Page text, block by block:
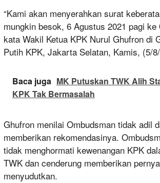
“Kami akan menyerahkan surat
mungkin besok, 6 Agustus 2021 pagi ke
kata Wakil Ketua KPK Nurul Ghufron di
Putih KPK, Jakarta Selatan, Kamis, (5/
Baca juga MK Putuskan TWK Alih
KPK Tak Bermasalah
Ghufron menilai Ombudsman tidak adil
memberikan rekomendasinya.
tidak menghormati kewenangan KPK
TWK dan cenderung memberikan
menyudutkan.